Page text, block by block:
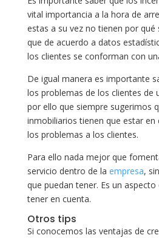
vital importancia a la hora de
estas a su vez no tienen por qué
que de acuerdo a datos
los clientes se conforman con
De igual manera es importante
los problemas de los clientes de
por ello que siempre sugerimos
inmobiliarios tienen que estar en
los problemas a los clientes.
Para ello nada mejor que
servicio dentro de la empresa,
que puedan tener. Es un
tener en cuenta.
Otros tips
Si conocemos las ventajas de